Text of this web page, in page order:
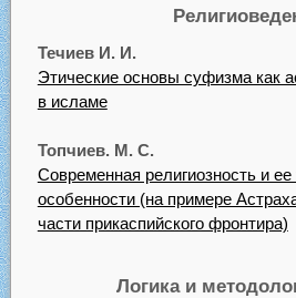
Течиев И. И.
Этические основы суфизма как
в исламе
Топчиев. М. С.
Современная религиозность и
особенности (на примере
части прикаспийского фронтира)
Логика и